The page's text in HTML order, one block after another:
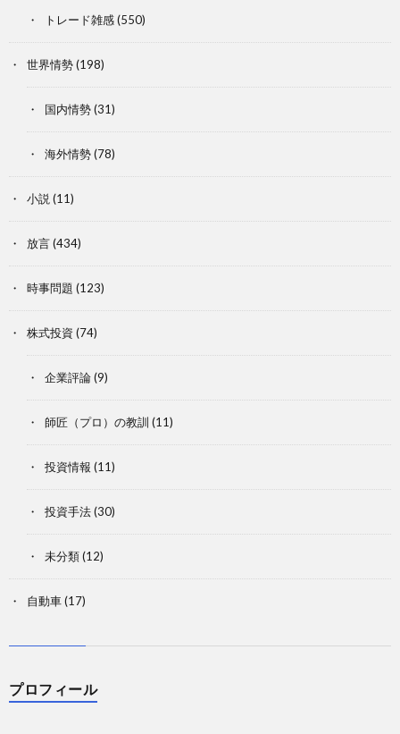
トレード雑感(550)
世界情勢(198)
国内情勢(31)
海外情勢(78)
小説 (11)
放言(434)
時事問題 (123)
株式投資 (74)
企業評論(9)
師匠（プロ）の教訓 (11)
投資情報 (11)
投資手法(30)
未分類(12)
自動車(17)
プロフィール